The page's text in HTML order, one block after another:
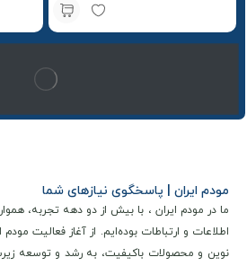
مودم ایران | پاسخگوی نیازهای شما
ما در مودم ایران ، با بیش از دو دهه تجربه،
اطلاعات و ارتباطات بوده‌ایم. از آغاز فعالیت مودم
نوین و محصولات باکیفیت، به رشد و توسعه